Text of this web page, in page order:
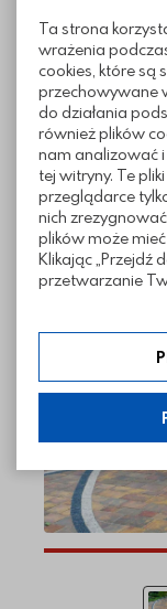
Ta strona
wrażenia
cookies, które są
przechowywane
do działania
również plików
nam analizować
tej witryny. Te
przeglądarce
nich
plików może
Klikając „Przejdź
przetwarzanie
zakres klikając w
możesz
informacje i
Sposoby
Pliki do